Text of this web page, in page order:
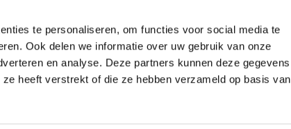
te personaliseren, om functies voor social media te
Ook delen we informatie over uw gebruik van onze
en analyse. Deze partners kunnen deze gegevens
heeft verstrekt of die ze hebben verzameld op basis van